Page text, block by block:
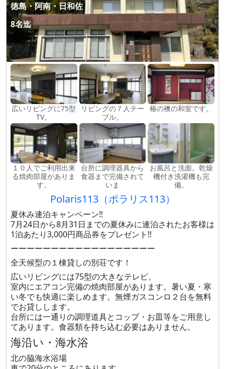
徳島・阿南・日和佐
8名迄
広いリビングに75型
TV。
リビングの７人テー
ブル。
椿の襖の和室です。
１０人でご利用出来
る焼肉部屋がありま
す。
台所に調理器具から
食器まで完備されて
いま
お風呂と洗面。乾燥
機付き洗濯機も完
備。
Polaris113（ポラリス113）
夏休み連泊キャンペーン‼️
7月24日から8月31日までの夏休みに連泊されたお客様は
1泊あたり3,000円商品券をプレゼント‼️
ーーーーーーーーーーーーーーーーーー
全天候型の１棟貸しの別荘です！
広いリビングには75型の大きなテレビ。
室内にエアコン完備の焼肉部屋があります。暑い夏・寒
い冬でも快適に楽しめます。無煙ガスコンロ２台を無料
でお貸しします。
台所には一通りの調理道具とコップ・お皿等をご用意し
てあります。食器類を持ち込む必要はありません。
海沿い・海水浴
北の脇海水浴場